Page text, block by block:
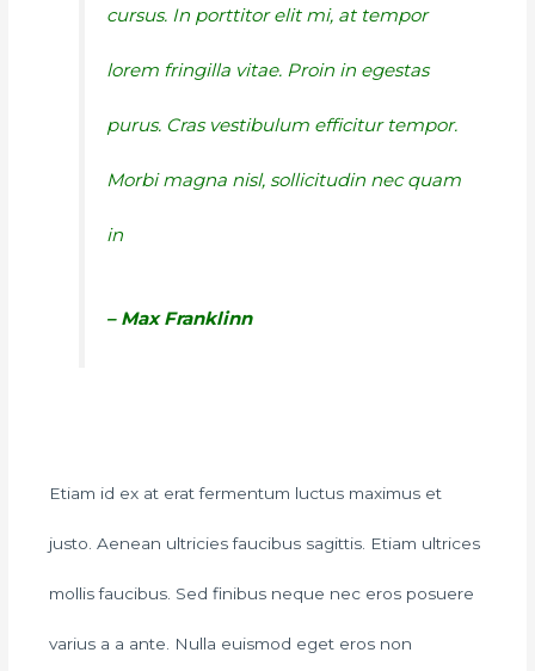
cursus. In porttitor elit mi, at tempor
lorem fringilla vitae. Proin in egestas
purus. Cras vestibulum efficitur tempor.
Morbi magna nisl, sollicitudin nec quam
in
– Max Franklinn
Etiam id ex at erat fermentum luctus maximus et
justo. Aenean ultricies faucibus sagittis. Etiam ultrices
mollis faucibus. Sed finibus neque nec eros posuere
varius a a ante. Nulla euismod eget eros non